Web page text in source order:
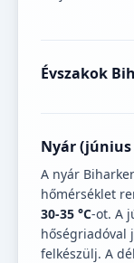
Évszakok
Nyár (június
A nyár
hőmérséklet
30-35 °C-ot. A
hőségriadóval
felkészülj. A